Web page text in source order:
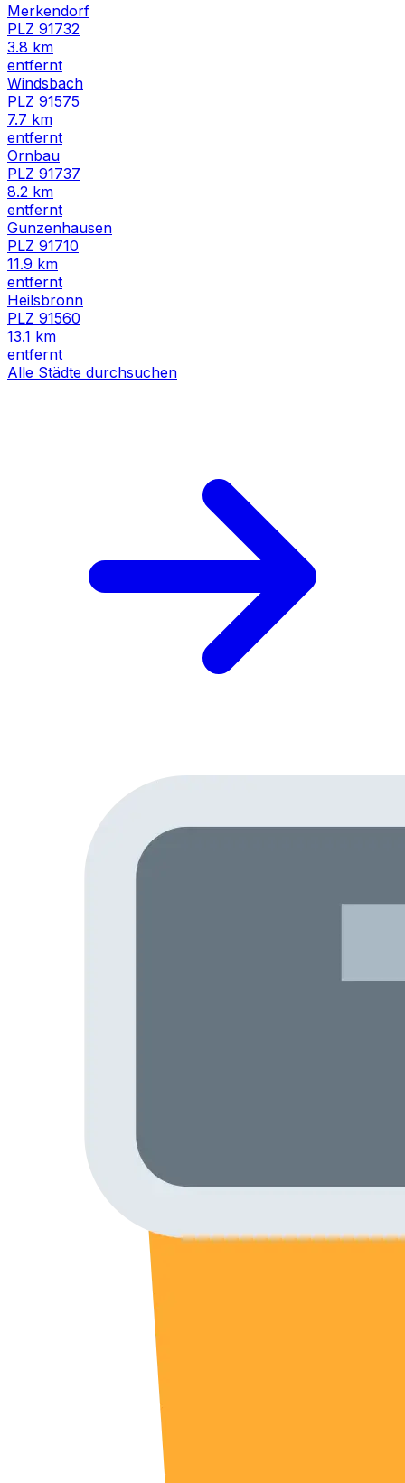
Merkendorf
PLZ 91732
3.8 km
entfernt
Windsbach
PLZ 91575
7.7 km
entfernt
Ornbau
PLZ 91737
8.2 km
entfernt
Gunzenhausen
PLZ 91710
11.9 km
entfernt
Heilsbronn
PLZ 91560
13.1 km
entfernt
Alle Städte durchsuchen